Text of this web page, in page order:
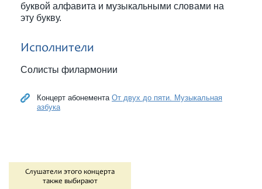
буквой алфавита и музыкальными словами на
эту букву.
Исполнители
Солисты филармонии
Концерт абонемента От двух до пяти. Музыкальная
азбука
Слушатели этого концерта
также выбирают